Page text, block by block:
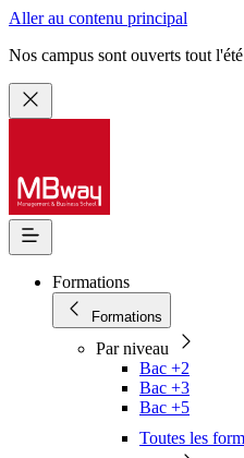
Aller au contenu principal
Nos campus sont ouverts tout
Formations
Formations
Par niveau
Bac +2
Bac +3
Bac +5
Toutes les